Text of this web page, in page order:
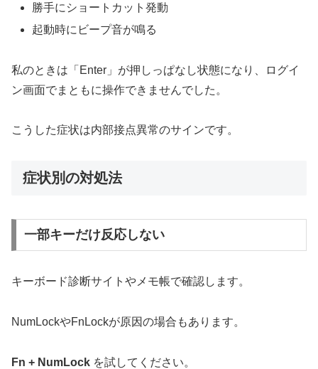
勝手にショートカット発動
起動時にビープ音が鳴る
私のときは「Enter」が押しっぱなし状態になり、ログイ
ン画面でまともに操作できませんでした。
こうした症状は内部接点異常のサインです。
症状別の対処法
一部キーだけ反応しない
キーボード診断サイトやメモ帳で確認します。
NumLockやFnLockが原因の場合もあります。
Fn + NumLock を試してください。